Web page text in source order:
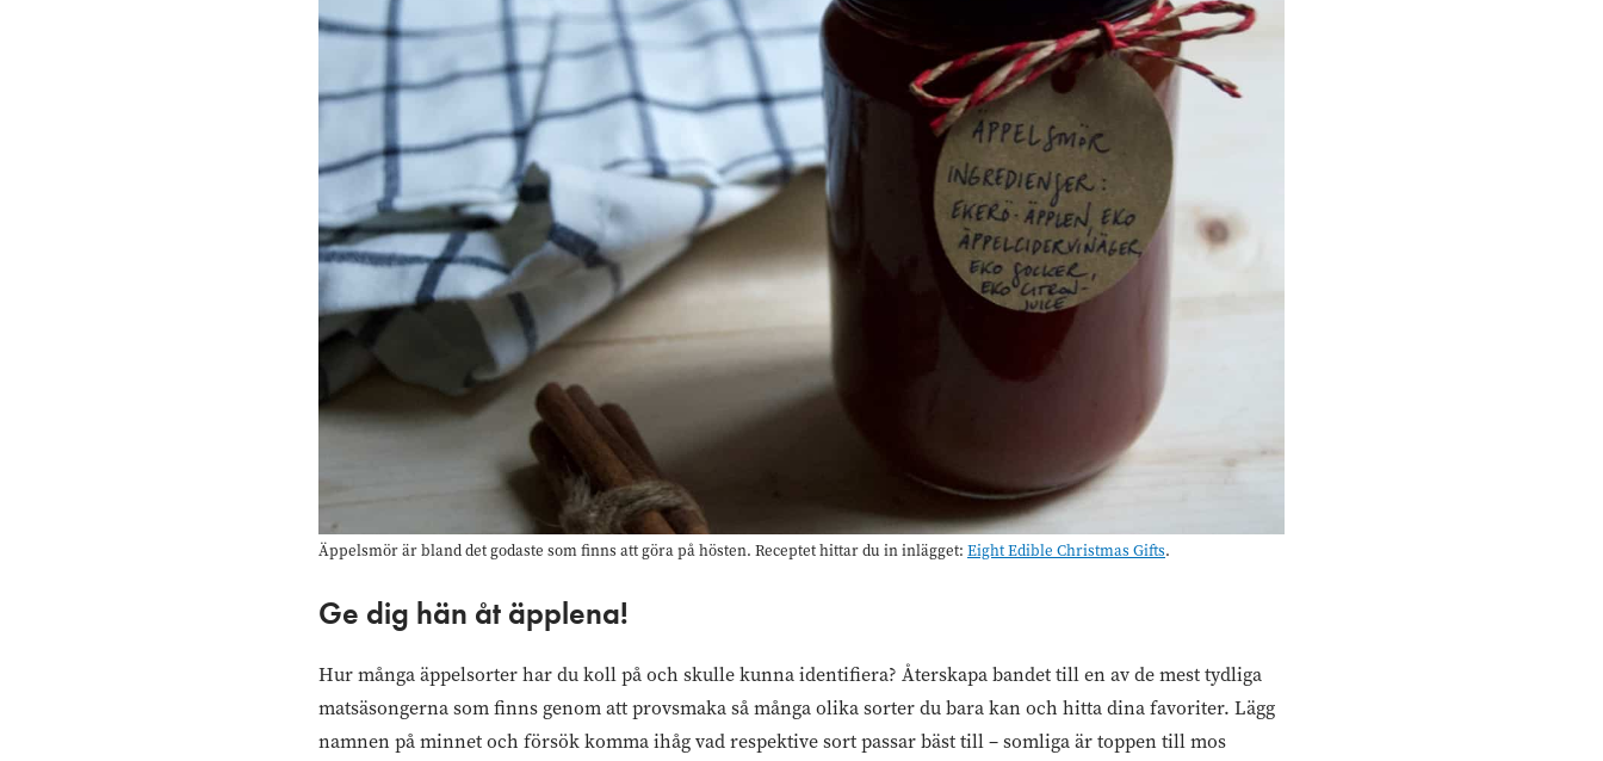
Äppelsmör är bland det godaste som finns att göra på hösten. Receptet hittar du in inlägget: Eight Edible Christmas Gifts.
Ge dig hän åt äpplena!
Hur många äppelsorter har du koll på och skulle kunna identifiera? Återskapa bandet till en av de mest tydliga
matsäsongerna som finns genom att provsmaka så många olika sorter du bara kan och hitta dina favoriter. Lägg
namnen på minnet och försök komma ihåg vad respektive sort passar bäst till – somliga är toppen till mos